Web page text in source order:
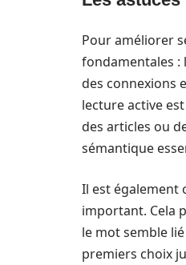
Pour améliorer
fondamentales :
des connexions
lecture active
des articles ou
sémantique
Il est également
important. Cela
le mot semble
premiers choix